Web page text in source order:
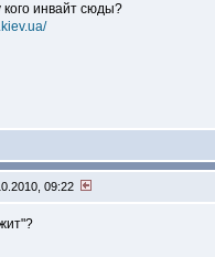
кого инвайт сюды?
09:22